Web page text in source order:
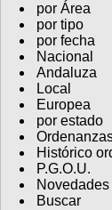
por Área
por tipo
por fecha
Nacional
Andaluza
Local
Europea
por estado
Histórico
P.G.O.U.
Novedades
Buscar